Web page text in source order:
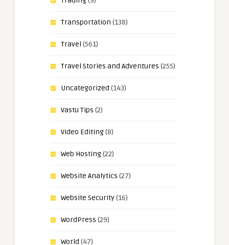
Transportation (138)
Travel (561)
Travel Stories and Adventures (255)
Uncategorized (143)
Vastu Tips (2)
Video Editing(8)
Web Hosting(22)
Website Analytics (27)
Website Security(16)
WordPress (29)
World (47)